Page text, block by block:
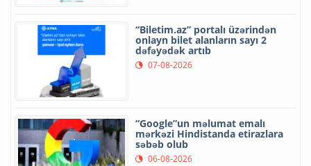
“Biletim.az” portalı üzərindən
onlayn bilet alanların sayı 2
dəfəyədək artıb
07-08-2026
“Google”un məlumat emalı
mərkəzi Hindistanda etirazlara
səbəb olub
06-08-2026